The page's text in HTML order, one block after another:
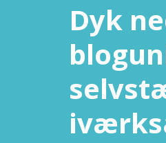
Dyk